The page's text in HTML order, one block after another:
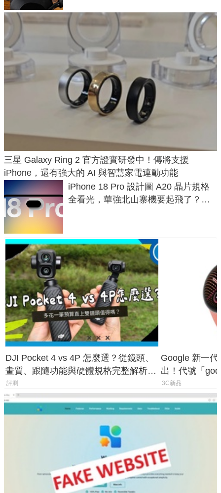
三星 Galaxy Ring 2 官方證實研發中！傳將支援
iPhone，還有強大的 AI 與智慧家電連動功能
iPhone 18 Pro 設計圖 A20 晶片規格
全看光，華強北山寨機要起飛了？專
DJI Pocket 4 vs 4P 怎麼選？從鏡頭、
畫質、跟隨功能與硬體規格完整解析，
一次看懂兩台差異
評測
Google 新一
出！代號「
鎖定 AI 應用
3C新品